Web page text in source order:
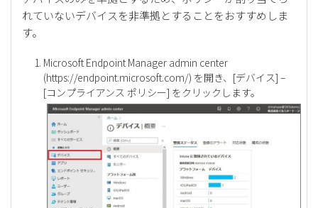
れていないデバイスを非準拠とすることをおすすめしま
す。
Microsoft Endpoint Manager admin center
(https://endpoint.microsoft.com/) を開き、[デバイス] –
[コンプライアンス ポリシー] をクリックします。